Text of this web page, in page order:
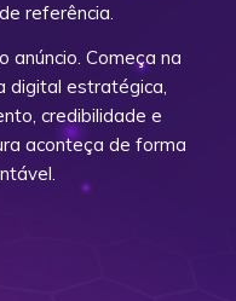
referência.
anúncio. Começa na
digital estratégica,
credibilidade e
aconteça de forma